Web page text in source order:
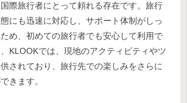
際旅行者にとって頼れる存在です。旅行
にも迅速に対応し、サポート体制がしっ
め、初めての旅行者でも安心して利用で
KLOOKでは、現地のアクティビティやツ
されており、旅行先での楽しみをさらに
きます。